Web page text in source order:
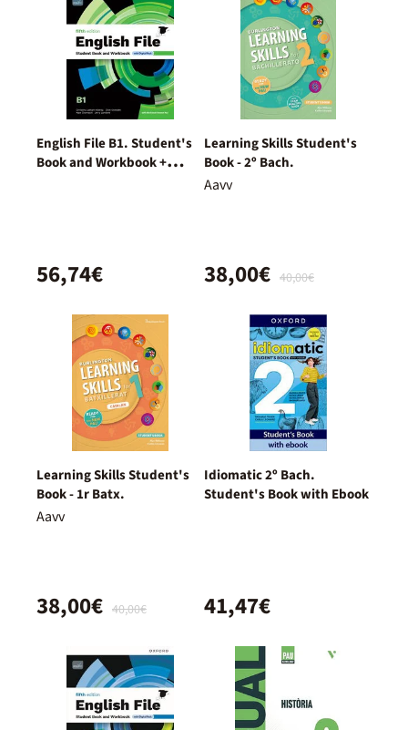
English File B1. Student's
Book and Workbook +
56,74€
Learning Skills Student's
Book - 2º Bach.
Aavv
40,00€
38,00€
Learning Skills Student's
Book - 1r Batx.
Aavv
40,00€
38,00€
Idiomatic 2º Bach.
Student's Book with Ebook
41,47€